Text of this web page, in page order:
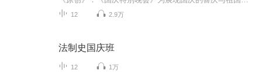
12 2.9万
法制史国庆班
12 1万